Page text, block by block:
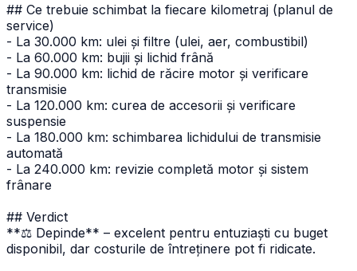
## Ce trebuie schimbat la fiecare kilometraj (planul de
service)
- La 30.000 km: ulei și filtre (ulei, aer, combustibil)
- La 60.000 km: bujii și lichid frână
- La 90.000 km: lichid de răcire motor și verificare
transmisie
- La 120.000 km: curea de accesorii și verificare
suspensie
- La 180.000 km: schimbarea lichidului de transmisie
automată
- La 240.000 km: revizie completă motor și sistem
frânare
## Verdict
**⚖️ Depinde** – excelent pentru entuziaști cu buget
disponibil, dar costurile de întreținere pot fi ridicate.